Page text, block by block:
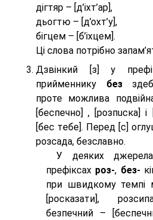
дігтяр – [д’іхт’ар],
дьогтю – [д’охт’у],
бігцем – [б’іхцем].
Ці слова потрібно
Дзвінкий [з] у
прийменнику без
проте можлива
[беспeчно] , [розпuска]
[бес тeбе]. Перед [с]
розсада, безславно.
У деяких
префіксах роз-, без-
при швидкому темпі
[росказати],
безпечний –